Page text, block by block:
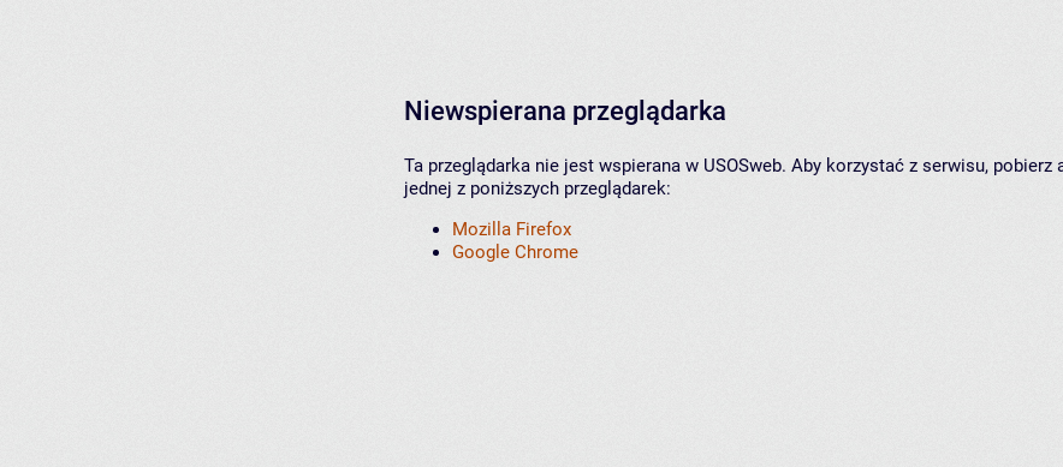
Niewspierana przeglądarka
Ta przeglądarka nie jest wspierana w USOSweb. Aby korzystać z serwisu, pobierz
jednej z poniższych przeglądarek:
Mozilla Firefox
Google Chrome